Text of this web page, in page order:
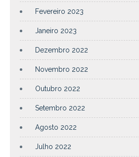
Fevereiro 2023
Janeiro 2023
Dezembro 2022
Novembro 2022
Outubro 2022
Setembro 2022
Agosto 2022
Julho 2022